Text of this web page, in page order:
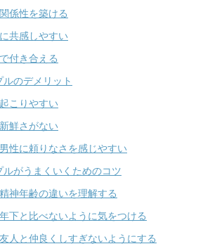
係性を築ける
共感しやすい
付き合える
ルのデメリット
こりやすい
鮮さがない
性に頼りなさを感じやすい
ルがうまくいくためのコツ
神年齢の違いを理解する
下と比べないように気をつける
人と仲良くしすぎないようにする